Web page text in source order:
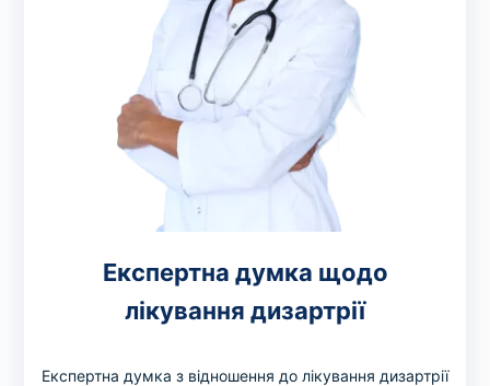
Експертна думка щодо
лікування дизартрії
Експертна думка з відношення до лікування дизартрії